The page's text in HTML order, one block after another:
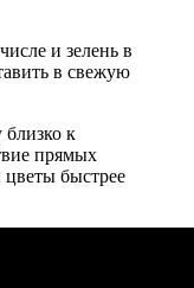
и зелень в
в свежую
близко к
прямых
быстрее